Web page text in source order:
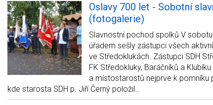
Oslavy 700 let - Sobotní
(fotogalerie)
Slavnostní pochod spolků V
úřadem sešly zástupci všech
ve Středoklukách. Zástupci SDH
FK Středokluky, Baráčníků a
a místostarostů nejprve k pomníku
kde starosta SDH p. Jiří Černý položil…